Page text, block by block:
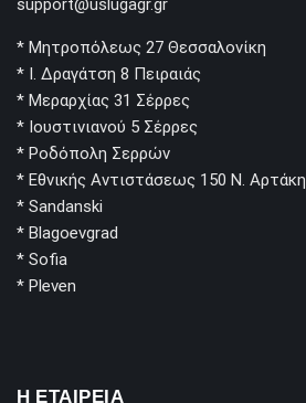
support@uslugagr.gr
* Μητροπόλεως 27 Θεσσαλονίκη
* Ι. Δραγάτση 8 Πειραιάς
* Μεραρχίας 31 Σέρρες
* Ιουστινιανού 5 Σέρρες
* Ροδόπολη Σερρών
* Εθνικής Αντιστάσεως 150 Ν. Αρτάκη
* Sandanski
* Blagoevgrad
* Sofia
* Pleven
Η ΕΤΑΙΡΕΙΑ